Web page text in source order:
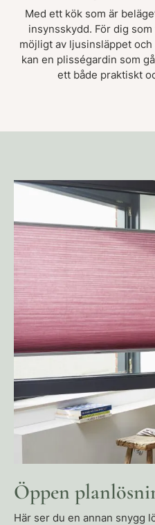
Med ett kök som är
insynsskydd. För dig
möjligt av ljusinsläppet
kan en plisségardin som
ett både praktiskt
Öppen
Här ser du en annan snygg